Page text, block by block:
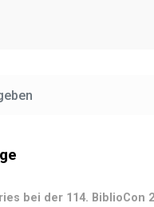
bei der 114. BiblioCon